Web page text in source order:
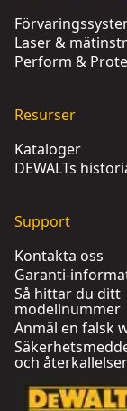
Laser &
Perform &
Resurser
Kataloger
DEWALTs
Support
Kontakta oss
Garanti-
Så hittar du ditt
modellnummer
Anmäl en falsk
och återkallelser